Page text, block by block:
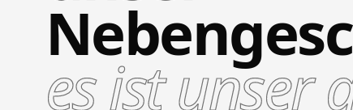
es ist unser